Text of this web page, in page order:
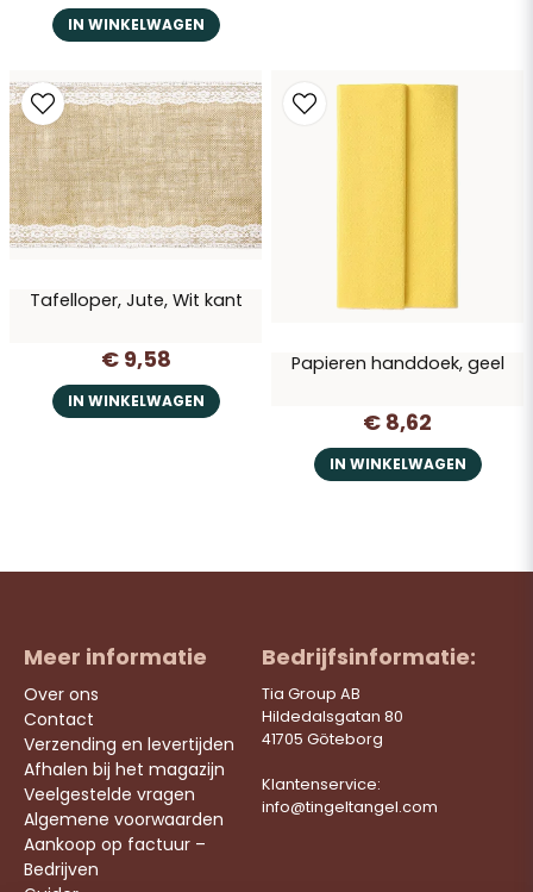
IN WINKELWAGEN
Tafelloper, Jute, Wit kant
€ 9,58
IN WINKELWAGEN
Papieren handdoek, geel
€ 8,62
IN WINKELWAGEN
Meer informatie
Over ons
Contact
Verzending en levertijden
Afhalen bij het magazijn
Veelgestelde vragen
Algemene voorwaarden
Aankoop op factuur –
Bedrijven
Bedrijfsinformatie:
Tia Group AB
Hildedalsgatan 80
41705 Göteborg
Klantenservice:
info@tingeltangel.com